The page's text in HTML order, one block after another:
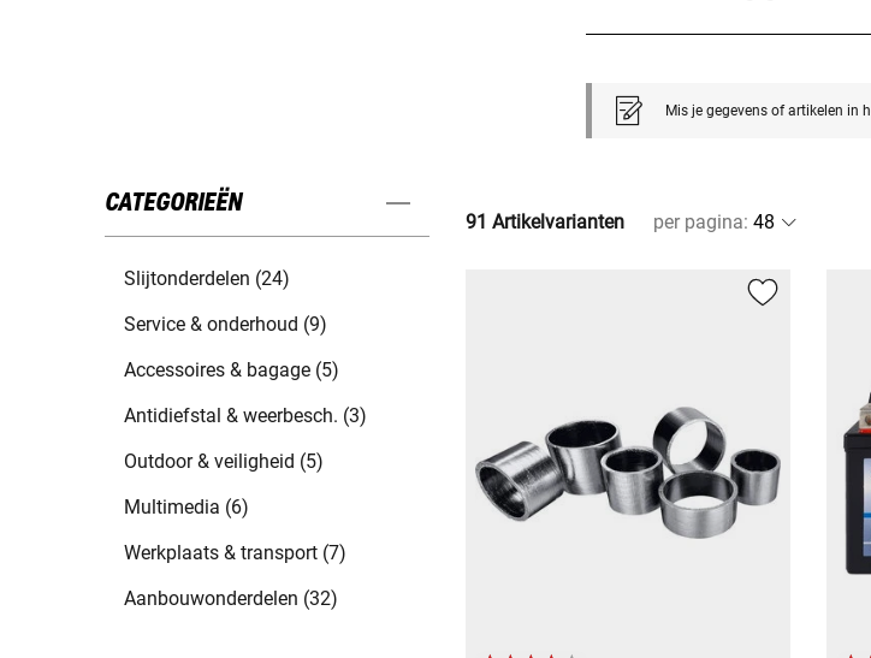
Mis je gegevens of artikelen in
CATEGORIEËN
Slijtonderdelen (24)
Service & onderhoud (9)
Accessoires & bagage (5)
Antidiefstal & weerbesch. (3)
Outdoor & veiligheid (5)
Multimedia (6)
Werkplaats & transport (7)
Aanbouwonderdelen (32)
91 Artikelvarianten per pagina: